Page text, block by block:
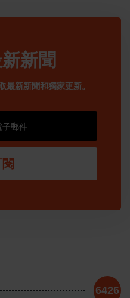
新聞
最新新聞和獨家更新。
6426